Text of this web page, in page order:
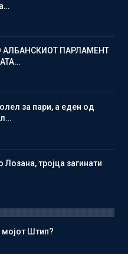
ПАРЛАМЕНТ
за пари, а еден од
Лозана, тројца загинати
Штип?